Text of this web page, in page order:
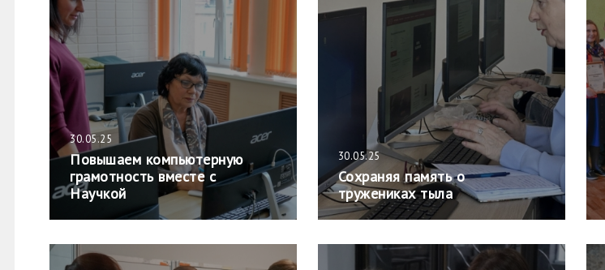
30.05.25
Повышаем компьютерную
грамотность вместе с
Научкой
30.05.25
Сохраняя память о
тружениках тыла